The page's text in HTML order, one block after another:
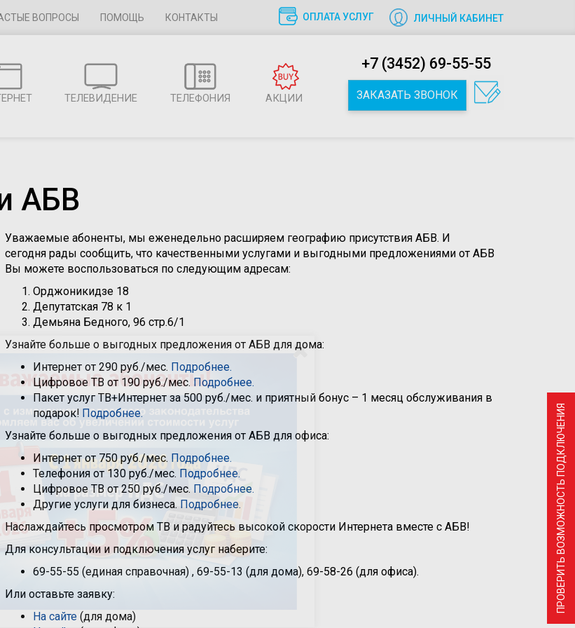
ВОПРОСЫ ПОМОЩЬ ОПЛАТА УСЛУГ
КОНТАКТЫ ЛИЧНЫЙ КАБИНЕТ
+7 (3452) 69-55-55
ЗАКАЗАТЬ ЗВОНОК
ТЕЛЕВИДЕНИЕ ТЕЛЕФОНИЯ АКЦИИ
ПРОВЕРИТЬ ВОЗМОЖНОСТЬ ПОДКЛЮЧЕНИЯ
АБВ
Уважаемые абоненты, мы еженедельно расширяем географию присутствия АБВ. И
сегодня рады сообщить, что качественными услугами и выгодными предложениями от АБВ
Вы можете воспользоваться по следующим адресам:
Орджоникидзе 18
Депутатская 78 к 1
Демьяна Бедного, 96 стр.6/1
Узнайте больше о выгодных предложения от АБВ для дома:
Интернет от 290 руб./мес. Подробнее.
Цифровое ТВ от 190 руб./мес. Подробнее.
Пакет услуг ТВ+Интернет за 500 руб./мес. и приятный бонус – 1 месяц обслуживания в
подарок! Подробнее.
Узнайте больше о выгодных предложения от АБВ для офиса:
Интернет от 750 руб./мес. Подробнее.
Телефония от 130 руб./мес. Подробнее.
Цифровое ТВ от 250 руб./мес. Подробнее.
Другие услуги для бизнеса. Подробнее.
Наслаждайтесь просмотром ТВ и радуйтесь высокой скорости Интернета вместе с АБВ!
Для консультации и подключения услуг наберите:
69-55-55 (единая справочная) , 69-55-13 (для дома), 69-58-26 (для офиса).
Или оставьте заявку:
На сайте (для дома)